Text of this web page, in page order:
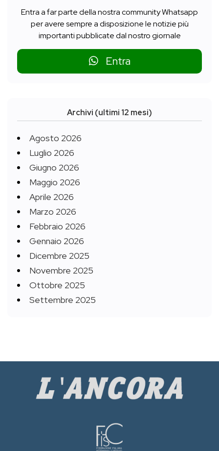
Entra a far parte della nostra community Whatsapp
per avere sempre a disposizione le notizie più
importanti pubblicate dal nostro giornale
Entra
Archivi (ultimi 12 mesi)
Agosto 2026
Luglio 2026
Giugno 2026
Maggio 2026
Aprile 2026
Marzo 2026
Febbraio 2026
Gennaio 2026
Dicembre 2025
Novembre 2025
Ottobre 2025
Settembre 2025